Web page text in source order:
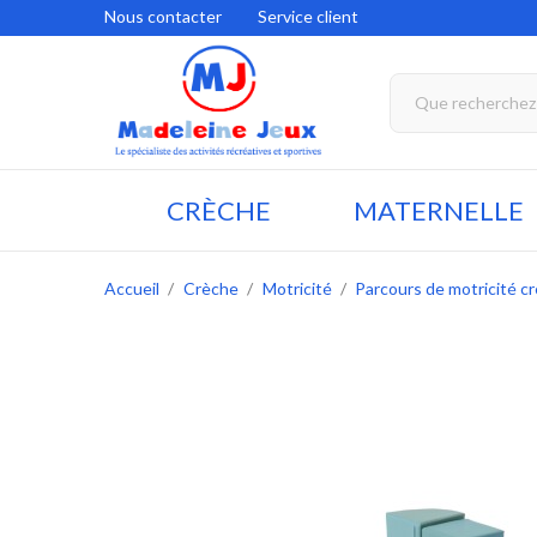
Nous contacter Service client
CRÈCHE MATERNELLE
Accueil Crèche Motricité Parcours de motricité